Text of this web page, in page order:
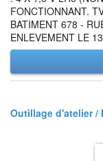
FONCTIONNANT.
BATIMENT 678 -
ENLEVEMENT LE
Outillage d'atelier /